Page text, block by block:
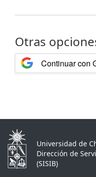
Otras
Continuar con
Universidad de
Dirección de
(SISIB)